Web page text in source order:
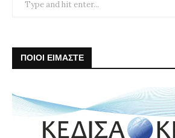
ΠΟΙΟΙ ΕΙΜΑΣΤΕ